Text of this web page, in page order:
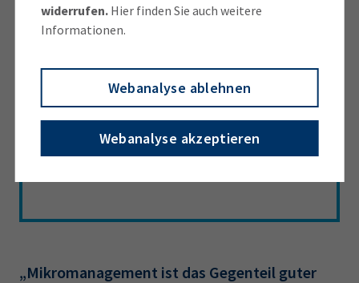
widerrufen.Hier finden Sie auch weitere
Informationen.
Webanalyse ablehnen
Webanalyse akzeptieren
Impulse, die voranbringen“ bieten die
IHK-PodcastsGespräche zu Themen, die
Unternehmen derzeit bewegen – von
aktuellen Trends aus der Wirtschaft über
Digitalisierung und Finanzierung bis hin zu
„Mikromanagement ist das Gegenteil guter